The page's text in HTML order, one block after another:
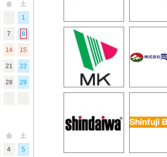
金
土
1
7 8
14 15
21 22
28 29
金
土
4 5